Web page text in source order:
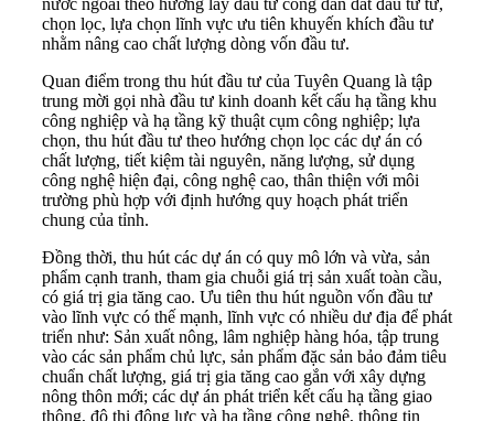
nước ngoài theo hướng lấy đầu tư công dẫn dắt đầu tư tư,
chọn lọc, lựa chọn lĩnh vực ưu tiên khuyến khích đầu tư
nhằm nâng cao chất lượng dòng vốn đầu tư.
Quan điểm trong thu hút đầu tư của Tuyên Quang là tập
trung mời gọi nhà đầu tư kinh doanh kết cấu hạ tầng khu
công nghiệp và hạ tầng kỹ thuật cụm công nghiệp; lựa
chọn, thu hút đầu tư theo hướng chọn lọc các dự án có
chất lượng, tiết kiệm tài nguyên, năng lượng, sử dụng
công nghệ hiện đại, công nghệ cao, thân thiện với môi
trường phù hợp với định hướng quy hoạch phát triển
chung của tỉnh.
Đồng thời, thu hút các dự án có quy mô lớn và vừa, sản
phẩm cạnh tranh, tham gia chuỗi giá trị sản xuất toàn cầu,
có giá trị gia tăng cao. Ưu tiên thu hút nguồn vốn đầu tư
vào lĩnh vực có thế mạnh, lĩnh vực có nhiều dư địa để phát
triển như: Sản xuất nông, lâm nghiệp hàng hóa, tập trung
vào các sản phẩm chủ lực, sản phẩm đặc sản bảo đảm tiêu
chuẩn chất lượng, giá trị gia tăng cao gắn với xây dựng
nông thôn mới; các dự án phát triển kết cấu hạ tầng giao
thông, đô thị động lực và hạ tầng công nghệ, thông tin